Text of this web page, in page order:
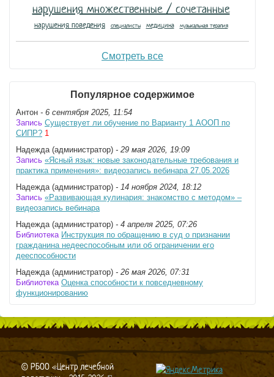
нарушения множественные / сочетанные
нарушения поведения специалисты медицина музыкальная терапия
Смотреть все
Популярное содержимое
Антон - 6 сентября 2025, 11:54
Запись Существует ли обучение по Варианту 1 АООП по
СИПР? 1
Надежда (администратор) - 29 мая 2026, 19:09
Запись «Ясный язык: новые законодательные требования и
практика применения»: видеозапись вебинара 27.05.2026
Надежда (администратор) - 14 ноября 2024, 18:12
Запись «Развивающая кулинария: знакомство с методом» –
видеозапись вебинара
Надежда (администратор) - 4 апреля 2025, 07:26
Библиотека Инструкция по обращению в суд о признании
гражданина недееспособным или об ограничении его
дееспособности
Надежда (администратор) - 26 мая 2026, 07:31
Библиотека Оценка способности к повседневному
функционированию
© РБОО «Центр лечебной